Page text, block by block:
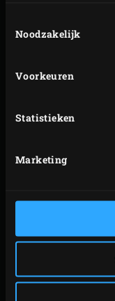
Noodzakelijk
Voorkeuren
Statistieken
Marketing